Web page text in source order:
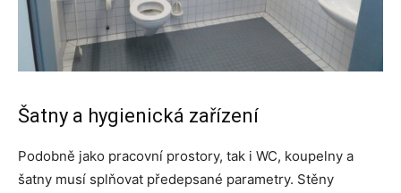
Šatny a hygienická zařízení
Podobně jako pracovní prostory, tak i WC, koupelny a
šatny musí splňovat předepsané parametry. Stěny